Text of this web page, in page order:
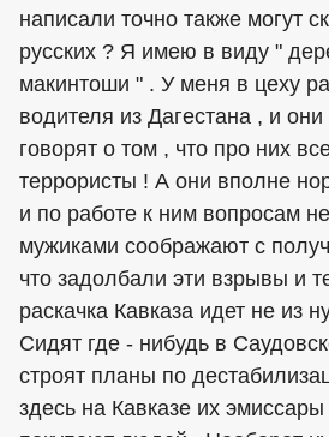
написали точно также могут
русских ? Я имею в виду "
макинтоши " . У меня в цеху
водителя из Дагестана , и
говорят о том , что про них
террористы ! А они вполне
и по работе к ним вопросам
мужиками соображают с
что задолбали эти взрывы и
раскачка Кавказа идет не из
Сидят где - нибудь в
строят планы по
здесь на Кавказе их